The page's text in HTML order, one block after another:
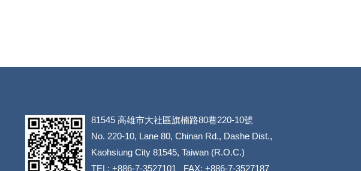
81545 高雄市大社區旗楠路80巷220-10號
​​​​​​​No. 220-10, Lane 80, Chinan Rd., Dashe Dist.,
​​​​​​​Kaohsiung City 81545, Taiwan (R.O.C.)
TEL: +886-7-3527101 FAX: +886-7-3527187